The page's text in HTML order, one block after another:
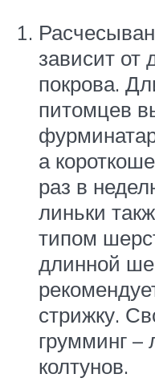
зависит от
покрова.
питомцев
а
раз в
линьки
типом
длинной
стрижку.
грумминг –
колтунов.